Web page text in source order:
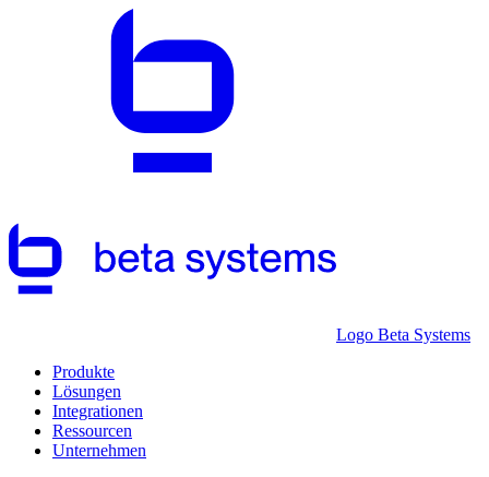
Logo Beta Systems
Produkte
Lösungen
Integrationen
Ressourcen
Unternehmen